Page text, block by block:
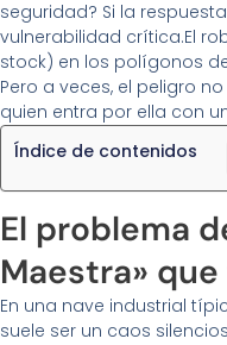
seguridad? Si la
vulnerabilidad crítica.El
stock) en los polígonos
Pero a veces, el peligro
quien entra por ella con
Índice de contenidos
El problema
Maestra»
En una nave industrial
suele ser un caos